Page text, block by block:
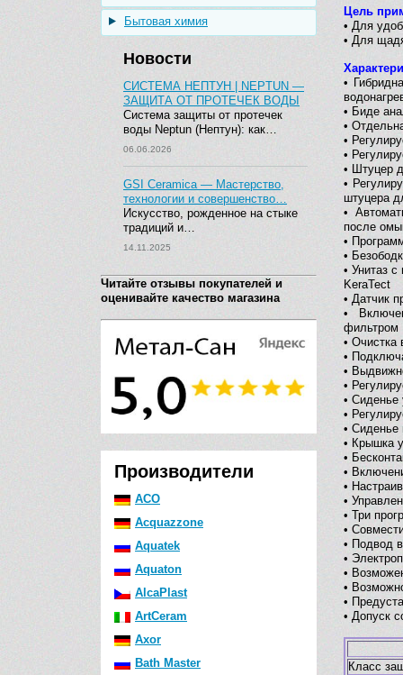
Бытовая химия
Новости
СИСТЕМА НЕПТУН | NEPTUN —
ЗАЩИТА ОТ ПРОТЕЧЕК ВОДЫ
Система защиты от протечек
воды Neptun (Нептун): как…
06.06.2026
GSI Ceramica — Мастерство,
технологии и совершенство…
Искусство, рожденное на стыке
традиций и…
14.11.2025
Читайте отзывы покупателей и
оценивайте качество магазина
Производители
ACO
Acquazzone
Aquatek
Aquaton
AlcaPlast
ArtCeram
Axor
Bath Master
Цель
• Для
• Для
•
• Биде
•
•
•
• Штуцер
•
штуцера
•
после
•
•
• Унитаз
KeraTect
• Датчик
•
фильтром
• Очистка
•
•
•
• Сиденье
•
• Сиденье
• Крышка
•
•
•
•
• Три
•
• Подвод
•
•
•
•
• Допуск
Класс